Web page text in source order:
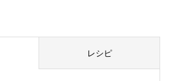
レシピ